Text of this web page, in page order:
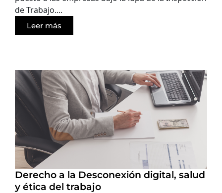
de Trabajo....
Leer más
Derecho a la Desconexión digital, salud
y ética del trabajo